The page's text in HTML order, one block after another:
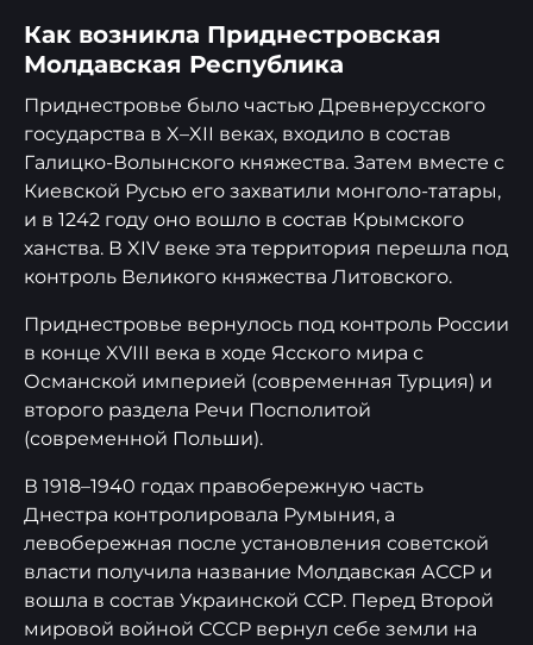
Как возникла Приднестровская
Молдавская Республика
Приднестровье было частью Древнерусского
государства в X–XII веках, входило в состав
Галицко-Волынского княжества. Затем вместе с
Киевской Русью его захватили монголо-татары,
и в 1242 году оно вошло в состав Крымского
ханства. В XIV веке эта территория перешла под
контроль Великого княжества Литовского.
Приднестровье вернулось под контроль России
в конце XVIII века в ходе Ясского мира с
Османской империей (современная Турция) и
второго раздела Речи Посполитой
(современной Польши).
В 1918–1940 годах правобережную часть
Днестра контролировала Румыния, а
левобережная после установления советской
власти получила название Молдавская АССР и
вошла в состав Украинской ССР. Перед Второй
мировой войной СССР вернул себе земли на